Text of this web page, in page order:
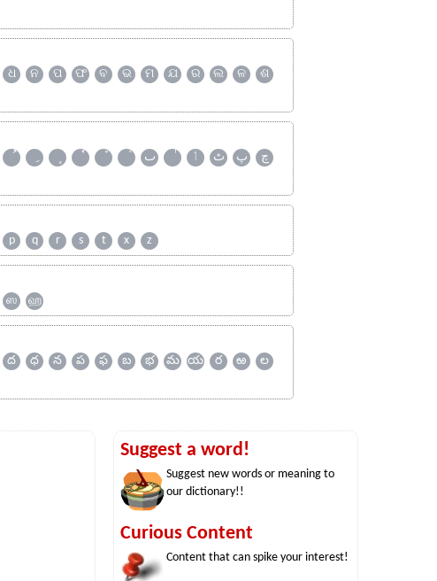
ଧ ନ ପ ଫ ବ ଭ ମ ଯ ର ଲ ଳ
ଶ
ٮ ٲ ٹ پ
چ
p q r s t x z
ஸ ஹ
ద ధ న ప ఫ బ భ మ య ర ఱ
ల
Suggest a word!
Suggest new words or meaning to
our dictionary!!
Curious Content
Content that can spike your interest!